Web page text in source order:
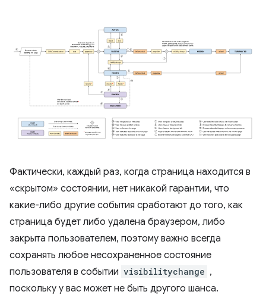
Фактически, каждый раз, когда страница находится в
«скрытом» состоянии, нет никакой гарантии, что
какие-либо другие события сработают до того, как
страница будет либо удалена браузером, либо
закрыта пользователем, поэтому важно всегда
сохранять любое несохраненное состояние
пользователя в событии visibilitychange ,
поскольку у вас может не быть другого шанса.